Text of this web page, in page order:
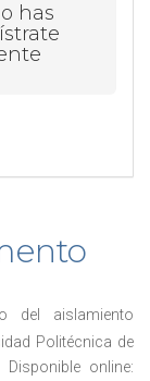
has
del aislamiento
Politécnica de
online: